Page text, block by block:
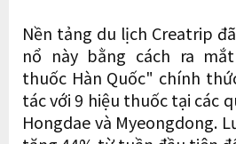
Nền tảng du lịch Creatrip
nổ này bằng cách ra
thuốc Hàn Quốc" chính
tác với 9 hiệu thuốc tại các
Hongdae và Myeongdong.